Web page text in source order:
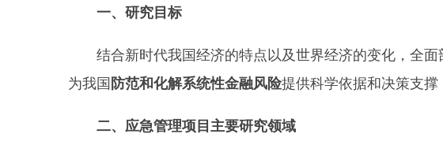
一、研究目标
结合新时代我国经济的特点以及世界经济的变化，全面
为我国 防范和化解系统性金融风险提供科学依据和决策支撑
二、应急管理项目主要研究领域